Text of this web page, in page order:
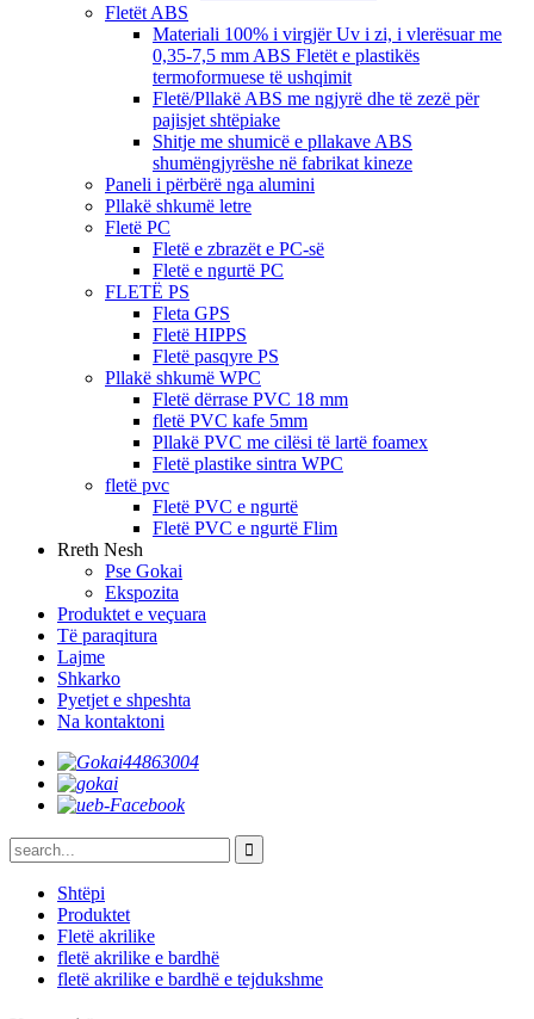
Fletët ABS
Materiali 100% i virgjër Uv i zi, i vlerësuar me
0,35-7,5 mm ABS Fletët e plastikës
termoformuese të ushqimit
Fletë/Pllakë ABS me ngjyrë dhe të zezë për
pajisjet shtëpiake
Shitje me shumicë e pllakave ABS
shumëngjyrëshe në fabrikat kineze
Paneli i përbërë nga alumini
Pllakë shkumë letre
Fletë PC
Fletë e zbrazët e PC-së
Fletë e ngurtë PC
FLETË PS
Fleta GPS
Fletë HIPPS
Fletë pasqyre PS
Pllakë shkumë WPC
Fletë dërrase PVC 18 mm
fletë PVC kafe 5mm
Pllakë PVC me cilësi të lartë foamex
Fletë plastike sintra WPC
fletë pvc
Fletë PVC e ngurtë
Fletë PVC e ngurtë Flim
Rreth Nesh
Pse Gokai
Ekspozita
Produktet e veçuara
Të paraqitura
Lajme
Shkarko
Pyetjet e shpeshta
Na kontaktoni
Shtëpi
Produktet
Fletë akrilike
fletë akrilike e bardhë
fletë akrilike e bardhë e tejdukshme